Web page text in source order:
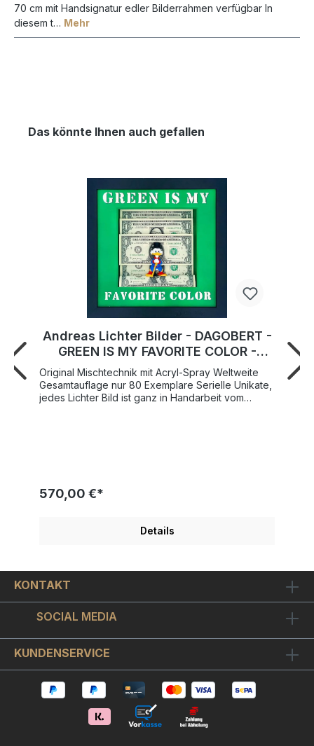
70 cm mit Handsignatur edler Bilderrahmen verfügbar In
diesem t… Mehr
Das könnte Ihnen auch gefallen
Andreas Lichter Bilder - DAGOBERT -
GREEN IS MY FAVORITE COLOR -
Original 3D-Bildobjekt
Original Mischtechnik mit Acryl-Spray Weltweite
Gesamtauflage nur 80 Exemplare Serielle Unikate,
jedes Lichter Bild ist ganz in Handarbeit vom
dieses exklusiven 3D-Bildes wendet. Anstelle
Münzgeld hier in einer modernen und mit
"Dagobert - Green Is My Favorite Color" mehr als
anderem 3D-Objekte mit Mixed Media
Komponenten, Gemälde und Zeichnungen.Jede
seiner Installationen sind eigens von ihm in
Handarbeit gefertigte Kunstwerke. Da die Objekte
von Hand einzeln gefertigt werden können sich
leichte Unterschiede in Form und Farbe ergeben,
wodurchjedes ein Einzelstück ist, und jedes trotz
Klischees und Mainstream Witzen. Jedes seiner
Werke umgibt eine tiefere Bedeutung, ein tieferer
Sinn, der den Betrachter herausfordert und nicht
selten auf den ersten Blick verborgen bleibt.
570,00 €*
Details
KONTAKT
SOCIAL MEDIA
KUNDENSERVICE